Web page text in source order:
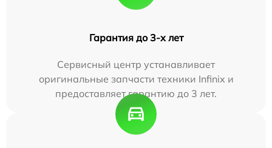
Гарантия до 3-х лет
Сервисный центр устанавливает
оригинальные запчасти техники Infinix и
предоставляет гарантию до 3 лет.